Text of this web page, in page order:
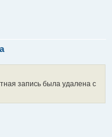
запись была удалена с